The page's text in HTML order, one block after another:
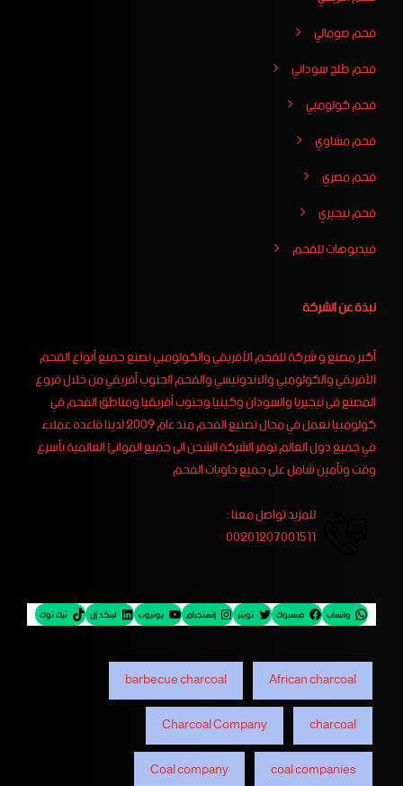
فحم صومالي
فحم طلح سوداني
فحم كولومبي
فحم مشاوي
فحم مصري
فحم نيجيري
فيدبوهات للفحم
نبذة عن الشركة
أكبر مصنع و شركة للفحم الأفريقي والكولومبي نصنع جميع أنواع الفحم
الأفريقي والكولومبي والاندونيسي والفحم الجنوب أفريقي من خلال فروع
المصنع فى نيجيريا والسودان وكينيا وجنوب أفريقيا ومناطق الفحم في
كولومبيا نعمل في مجال تصنيع الفحم منذ عام 2009 لدينا قاعده عملاء
في جميع دول العالم توفر الشركة الشحن الى جميع الموانئ العالمية بأسرع
وقت وتأمين شامل على جميع حاويات الفحم
للمزيد تواصل معنا :
00201207001511
واتساب فيسبوك تويتر إنستجرام يوتيوب لينكد إن تيك توك
African charcoal
barbecue charcoal
charcoal
Charcoal Company
coal companies
Coal company